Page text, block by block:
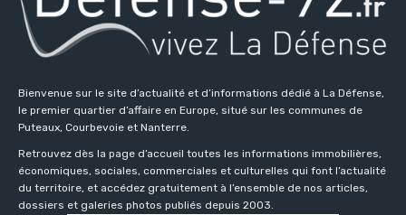
Bienvenue sur le site d’actualité et d’informations dédié à La Défense,
le premier quartier d’affaire en Europe, situé sur les communes de
Puteaux, Courbevoie et Nanterre.
Retrouvez dès la page d’accueil toutes les informations immobilières,
économiques, sociales, commerciales et culturelles qui font l’actualité
du territoire, et accédez gratuitement à l’ensemble de nos articles,
dossiers et galeries photos publiés depuis 2003.